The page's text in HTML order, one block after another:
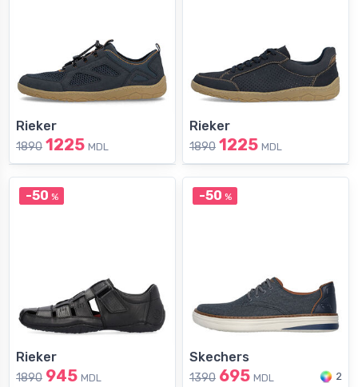
Rieker
1890 1225 MDL
Rieker
1890 1225 MDL
-50 %
Rieker
1890 945 MDL
-50 %
Skechers
1390 695 MDL 2